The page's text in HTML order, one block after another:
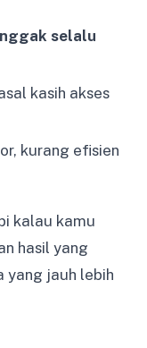
nggak selalu
kasih akses
kurang efisien
kalau kamu
hasil yang
yang jauh lebih